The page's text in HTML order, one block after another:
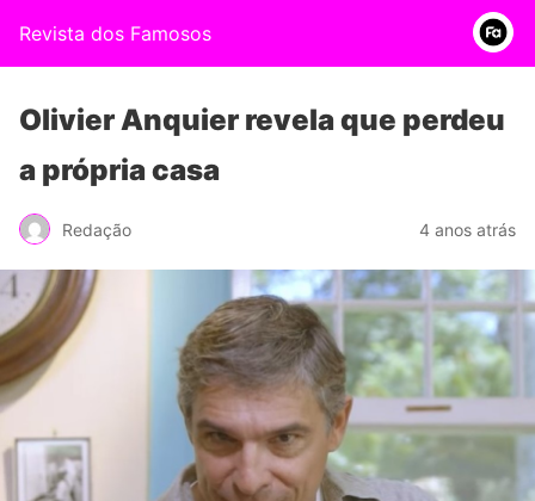
Revista dos Famosos
Olivier Anquier revela que perdeu
a própria casa
Redação 4 anos atrás